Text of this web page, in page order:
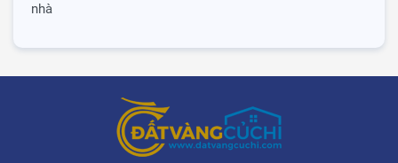
nhà